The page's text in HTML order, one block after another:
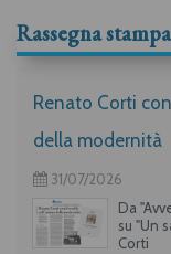
Rassegna stampa
Renato Corti
della modernità
31/07/2026
Da
su "Un
Corti